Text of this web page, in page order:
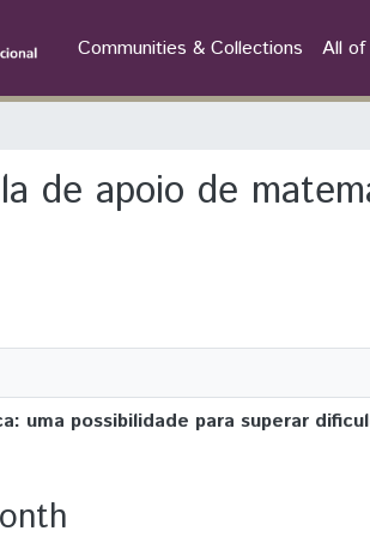
Communities & Collections All of
de apoio de
uma possibilidade para superar